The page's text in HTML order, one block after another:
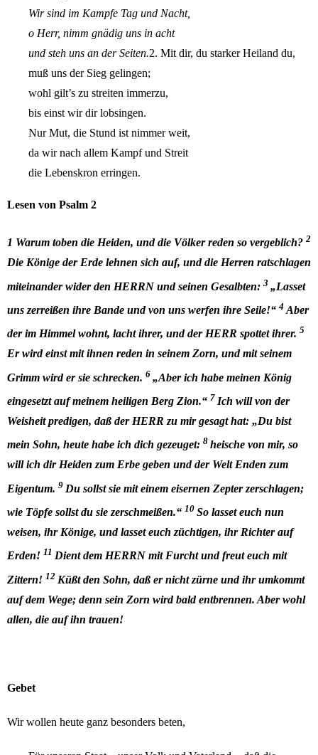
Wir sind im Kampfe Tag und Nacht,
o Herr, nimm gnädig uns in acht
und steh uns an der Seiten.2. Mit dir, du starker Heiland du,
muß uns der Sieg gelingen;
wohl gilt’s zu streiten immerzu,
bis einst wir dir lobsingen.
Nur Mut, die Stund ist nimmer weit,
da wir nach allem Kampf und Streit
die Lebenskron erringen.
Lesen von Psalm 2
1 Warum toben die Heiden, und die Völker reden so vergeblich? 2
Die Könige der Erde lehnen sich auf, und die Herren ratschlagen
miteinander wider den HERRN und seinen Gesalbten: 3 „Lasset
uns zerreißen ihre Bande und von uns werfen ihre Seile!“ 4 Aber
der im Himmel wohnt, lacht ihrer, und der HERR spottet ihrer. 5
Er wird einst mit ihnen reden in seinem Zorn, und mit seinem
Grimm wird er sie schrecken. 6 „Aber ich habe meinen König
eingesetzt auf meinem heiligen Berg Zion.“ 7 Ich will von der
Weisheit predigen, daß der HERR zu mir gesagt hat: „Du bist
mein Sohn, heute habe ich dich gezeuget: 8 heische von mir, so
will ich dir Heiden zum Erbe geben und der Welt Enden zum
Eigentum. 9 Du sollst sie mit einem eisernen Zepter zerschlagen;
wie Töpfe sollst du sie zerschmeißen.“ 10 So lasset euch nun
weisen, ihr Könige, und lasset euch züchtigen, ihr Richter auf
Erden! 11 Dient dem HERRN mit Furcht und freut euch mit
Zittern! 12 Küßt den Sohn, daß er nicht zürne und ihr umkommt
auf dem Wege; denn sein Zorn wird bald entbrennen. Aber wohl
allen, die auf ihn trauen!
Gebet
Wir wollen heute ganz besonders beten,